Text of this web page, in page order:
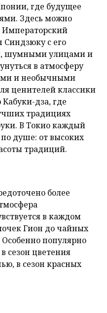
где будущее
Здесь можно
Императорский
Синдзюку с его
шумными улицами и
в атмосферу
и необычными
ценителей классики
дза, где
традициях
В Токио каждый
душе: от высоких
традиций.
более
в каждом
Гион до чайных
популярно
сезон цветения
в сезон красных